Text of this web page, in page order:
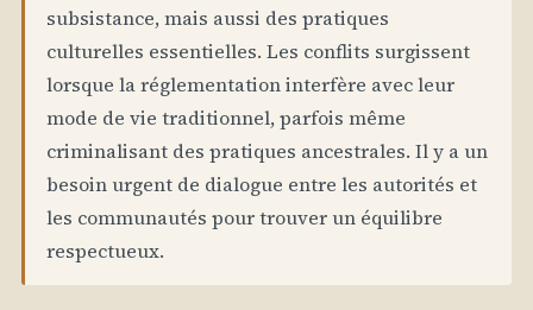
subsistance, mais aussi des pratiques
culturelles essentielles. Les conflits surgissent
lorsque la réglementation interfère avec leur
mode de vie traditionnel, parfois même
criminalisant des pratiques ancestrales. Il y a un
besoin urgent de dialogue entre les autorités et
les communautés pour trouver un équilibre
respectueux.